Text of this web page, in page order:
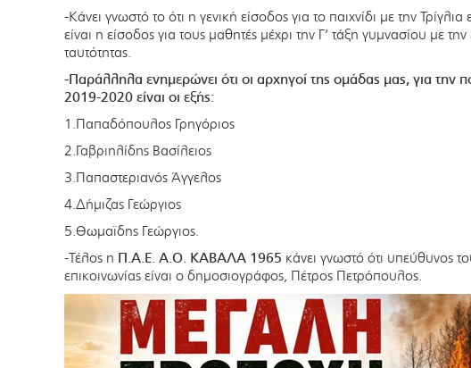
-Κάνει γνωστό το ότι η γενική είσοδος για το παιχνίδι με την
είναι η είσοδος για τους μαθητές μέχρι την Γ’ τάξη γυμνασίου με την
ταυτότητας.
-Παράλληλα ενημερώνει ότι οι αρχηγοί της ομάδας μας, για την
2019-2020 είναι οι εξής:
1.Παπαδόπουλος Γρηγόριος
2.Γαβριηλίδης Βασίλειος
3.Παπαστεριανός Άγγελος
4.Δήμιζας Γεώργιος
5.Θωμαϊδης Γεώργιος.
-Τέλος η Π.Α.Ε. Α.Ο. ΚΑΒΑΛΑ 1965 κάνει γνωστό ότι υπεύθυνος
επικοινωνίας είναι ο δημοσιογράφος, Πέτρος Πετρόπουλος.